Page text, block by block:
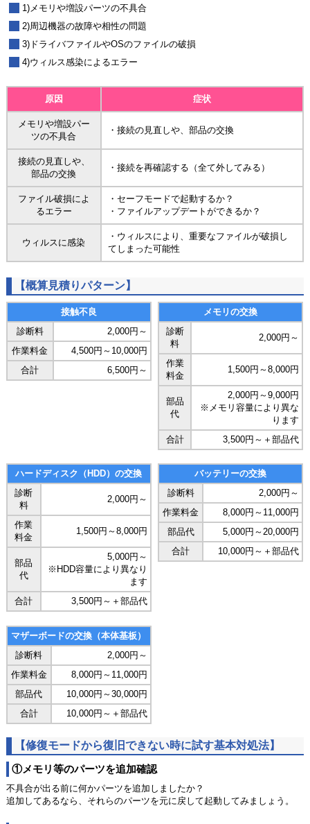
1)メモリや増設パーツの不具合
2)周辺機器の故障や相性の問題
3)ドライバファイルやOSのファイルの破損
4)ウィルス感染によるエラー
原因 症状
メモリや増設パー
ツの不具合
・接続の見直しや、部品の交換
接続の見直しや、
部品の交換
・接続を再確認する（全て外してみる）
ファイル破損によ
るエラー
・セーフモードで起動するか？
・ファイルアップデートができるか？
ウィルスに感染
・ウィルスにより、重要なファイルが破損し
てしまった可能性
【概算見積りパターン】
接触不良
診断料
2,000円～
作業料金
4,500円～10,000円
合計
6,500円～
メモリの交換
診断
料
2,000円～
作業
料金
1,500円～8,000円
部品
代
2,000円～9,000円
※メモリ容量により異な
ります
合計
3,500円～＋部品代
ハードディスク（HDD）の交換
診断
料
2,000円～
作業
料金
1,500円～8,000円
部品
代
5,000円～
※HDD容量により異なり
ます
合計
3,500円～＋部品代
バッテリーの交換
診断料
2,000円～
作業料金
8,000円～11,000円
部品代
5,000円～20,000円
合計
10,000円～＋部品代
マザーボードの交換（本体基板）
診断料
2,000円～
作業料金
8,000円～11,000円
部品代
10,000円～30,000円
合計
10,000円～＋部品代
【修復モードから復旧できない時に試す基本対処法】
①メモリ等のパーツを追加確認
不具合が出る前に何かパーツを追加しましたか？
追加してあるなら、それらのパーツを元に戻して起動してみましょう。